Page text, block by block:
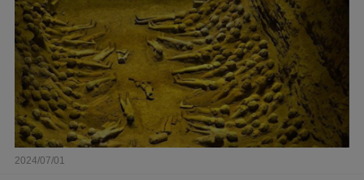
2024/07/01